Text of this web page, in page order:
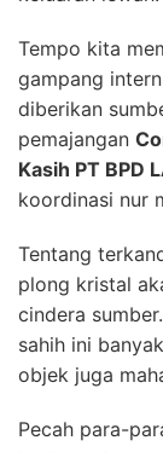
Tempo kita
gampang
diberikan
pemajangan
Kasih PT BPD
koordinasi nur
Tentang
plong kristal
cindera
sahih ini
objek juga
Pecah para-